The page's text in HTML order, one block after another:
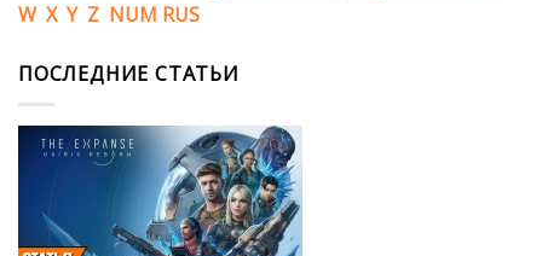
W X Y Z NUM RUS
ПОСЛЕДНИЕ СТАТЬИ